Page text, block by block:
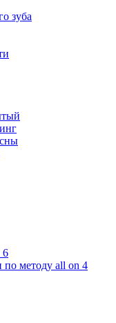
зуба
6
методу all on 4